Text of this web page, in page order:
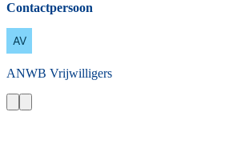
Contactpersoon
ANWB Vrijwilligers